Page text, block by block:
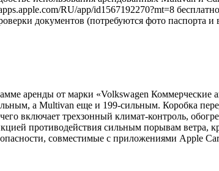
RU/app/id1567192270?mt=8
документов (потребуются фото паспорта и
аренды от марки «Volkswagen Коммерческие
а Multivan еще и 199-сильным. Коробка
включает трехзонный климат-контроль,
противодействия сильным порывам ветра,
совместимые с приложениями Apple